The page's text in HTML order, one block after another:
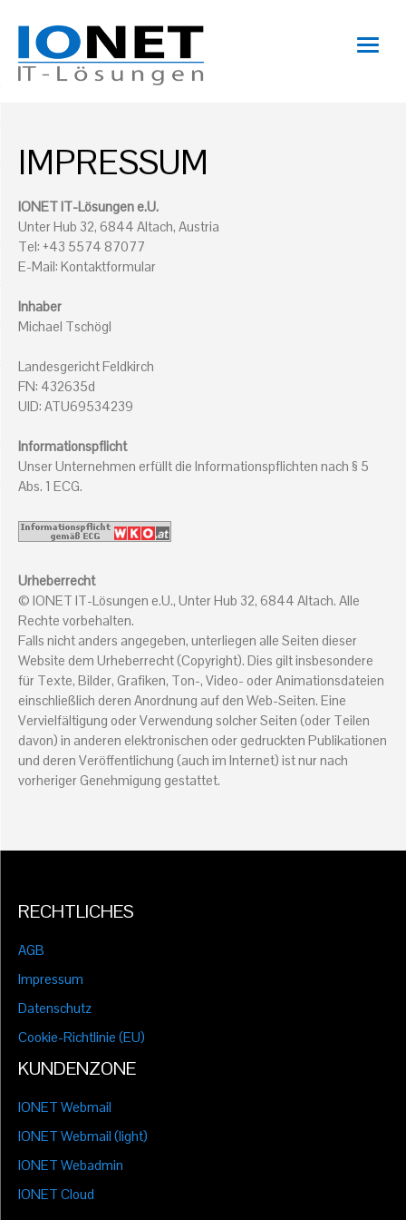
IMPRESSUM
IONET IT-Lösungen e.U.
Unter Hub 32, 6844 Altach, Austria
Tel: +43 5574 87077
E-Mail: Kontaktformular
Inhaber
Michael Tschögl
Landesgericht Feldkirch
FN: 432635d
UID: ATU69534239
Informationspflicht
Unser Unternehmen erfüllt die Informationspflichten nach § 5
Abs. 1 ECG.
Urheberrecht
© IONET IT-Lösungen e.U., Unter Hub 32, 6844 Altach. Alle
Rechte vorbehalten.
Falls nicht anders angegeben, unterliegen alle Seiten dieser
Website dem Urheberrecht (Copyright). Dies gilt insbesondere
für Texte, Bilder, Grafiken, Ton-, Video- oder Animationsdateien
einschließlich deren Anordnung auf den Web-Seiten. Eine
Vervielfältigung oder Verwendung solcher Seiten (oder Teilen
davon) in anderen elektronischen oder gedruckten Publikationen
und deren Veröffentlichung (auch im Internet) ist nur nach
vorheriger Genehmigung gestattet.
RECHTLICHES
AGB
Impressum
Datenschutz
Cookie-Richtlinie (EU)
KUNDENZONE
IONET Webmail
IONET Webmail (light)
IONET Webadmin
IONET Cloud